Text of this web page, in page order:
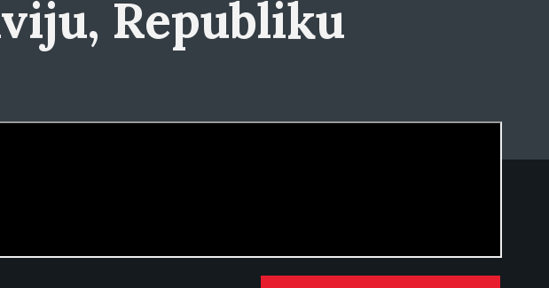
Republiku